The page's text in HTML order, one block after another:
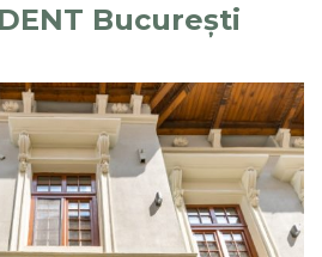
București